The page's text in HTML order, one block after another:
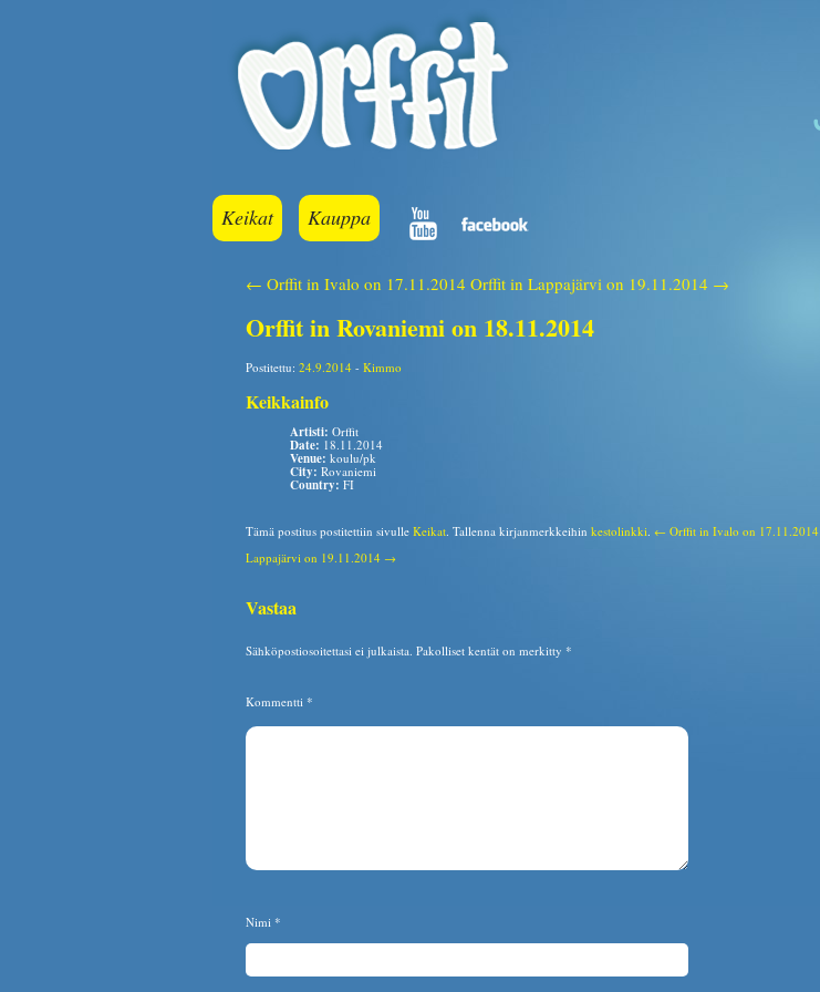
Keikat Kauppa
← Orffit in Ivalo on 17.11.2014 Orffit in Lappajärvi on 19.11.2014 →
Orffit in Rovaniemi on 18.11.2014
Postitettu: 24.9.2014 - Kimmo
Keikkainfo
Artisti: Orffit
Date: 18.11.2014
Venue: koulu/pk
City: Rovaniemi
Country: FI
Tämä postitus postitettiin sivulle Keikat. Tallenna kirjanmerkkeihin kestolinkki. ← Orffit in Ivalo on 17.11.2014
Lappajärvi on 19.11.2014 →
Vastaa
Sähköpostiosoitettasi ei julkaista. Pakolliset kentät on merkitty *
Kommentti *
Nimi *